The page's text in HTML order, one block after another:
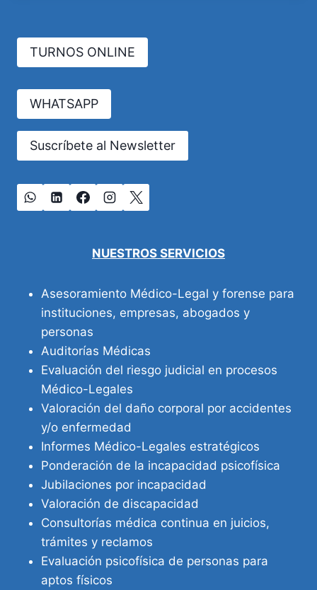
TURNOS ONLINE
WHATSAPP
Suscríbete al Newsletter
NUESTROS SERVICIOS
Asesoramiento Médico-Legal y forense para
instituciones, empresas, abogados y
personas
Auditorías Médicas
Evaluación del riesgo judicial en procesos
Médico-Legales
Valoración del daño corporal por accidentes
y/o enfermedad
Informes Médico-Legales estratégicos
Ponderación de la incapacidad psicofísica
Jubilaciones por incapacidad
Valoración de discapacidad
Consultorías médica continua en juicios,
trámites y reclamos
Evaluación psicofísica de personas para
aptos físicos